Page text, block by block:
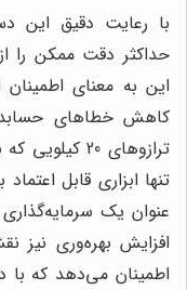
با رعایت دقیق این
حداکثر دقت ممکن را از
این به معنای
کاهش خطاهای
ترازوهای 20
تنها ابزاری قابل
عنوان یک
افزایش بهره‌وری
اطمینان می‌دهد که با